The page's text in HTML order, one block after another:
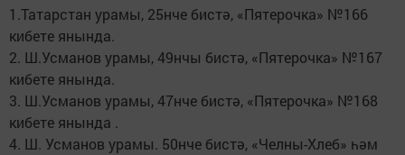
1.Татарстан урамы, 25нче бистә, «Пятерочка» №166
кибете янында.
2. Ш.Усманов урамы, 49нчы бистә, «Пятерочка» №167
кибете янында.
3. Ш.Усманов урамы, 47нче бистә, «Пятерочка» №168
кибете янында .
4. Ш. Усманов урамы. 50нче бистә, «Челны-Хлеб» һәм